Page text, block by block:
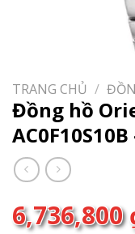
TRANG CHỦ /
Đồng hồ
6,736,800